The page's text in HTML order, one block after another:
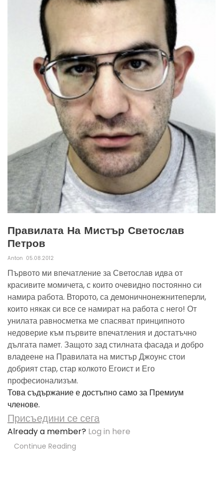
Правилата На Мистър Светослав
Петров
Anton 05.08.2012
Първото ми впечатление за Светослав идва от
красивите момичета, с които очевидно постоянно си
намира работа. Второто, са демоничнонежнитеперли,
които някак си все се намират на работа с него! От
унилата равносметка ме спасяват принципното
недоверие към първите впечатления и достатъчно
дългата памет. Защото зад стилната фасада и добро
владеене на Правилата на мистър Джоунс стои
добрият стар, стар колкото Егоист и Его
професионализъм.
Това съдържание е достъпно само за Премиум
членове.
Присъедини се сега
Already a member? Log in here
Continue Reading